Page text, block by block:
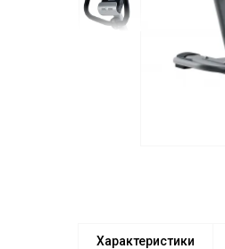
Характеристики